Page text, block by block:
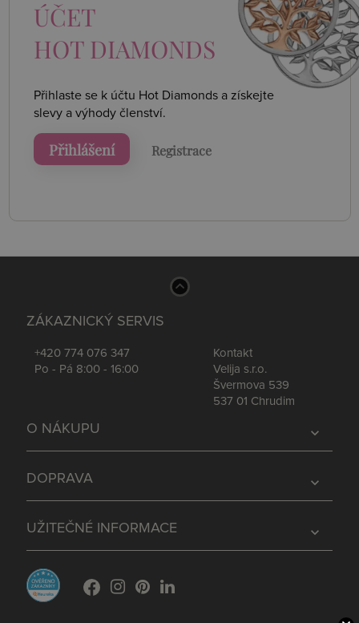
ÚČET
HOT DIAMONDS
Přihlaste se k účtu Hot Diamonds a získejte
slevy a výhody členství.
Přihlášení Registrace
ZÁKAZNICKÝ SERVIS
+420 774 076 347
Po - Pá 8:00 - 16:00
Kontakt
Velija s.r.o.
Švermova 539
537 01 Chrudim
expand_more
O NÁKUPU
expand_more
DOPRAVA
expand_more
UŽITEČNÉ INFORMACE